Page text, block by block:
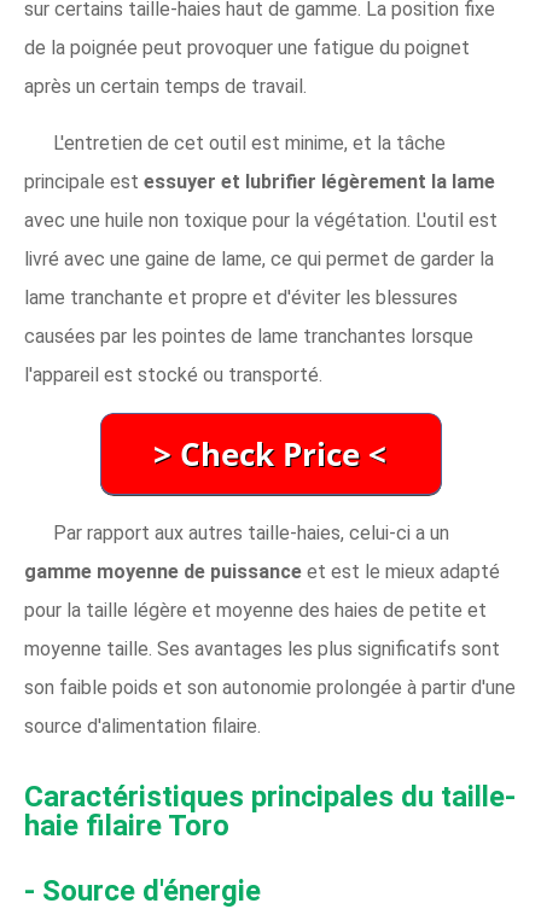
sur certains taille-haies haut de gamme. La position fixe
de la poignée peut provoquer une fatigue du poignet
après un certain temps de travail.
L'entretien de cet outil est minime, et la tâche
principale est essuyer et lubrifier légèrement la lame
avec une huile non toxique pour la végétation. L'outil est
livré avec une gaine de lame, ce qui permet de garder la
lame tranchante et propre et d'éviter les blessures
causées par les pointes de lame tranchantes lorsque
l'appareil est stocké ou transporté.
Par rapport aux autres taille-haies, celui-ci a un
gamme moyenne de puissance et est le mieux adapté
pour la taille légère et moyenne des haies de petite et
moyenne taille. Ses avantages les plus significatifs sont
son faible poids et son autonomie prolongée à partir d'une
source d'alimentation filaire.
Caractéristiques principales du taille-
haie filaire Toro
- Source d'énergie